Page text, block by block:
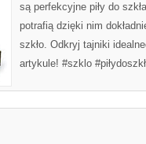
są perfekcyjne piły do
potrafią dzięki nim
szkło. Odkryj tajniki
artykule! #szklo